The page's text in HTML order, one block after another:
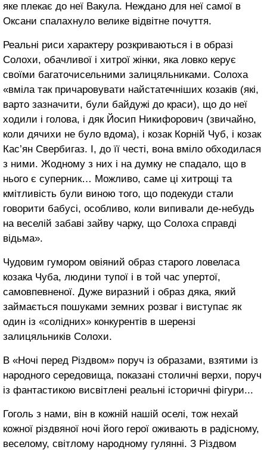
яке плекає до неї Вакула. Неждано для неї самої в
Оксани спалахнуло велике відвітне почуття.
Реальні риси характеру розкриваються і в образі
Солохи, обачливої і хитрої жінки, яка ловко керує
своїми багаточисельними залицяльниками. Солоха
«вміла так причаровувати найстатечніших козаків (які,
варто зазначити, були байдужі до краси), що до неї
ходили і голова, і дяк Йосип Никифорович (звичайно,
коли дячихи не було вдома), і козак Корній Чуб, і козак
Кас’ян Свербигаз. І, до її честі, вона вміло обходилася
з ними. Жодному з них і на думку не спадало, що в
нього є суперник… Можливо, саме ці хитрощі та
кмітливість були виною того, що подекуди стали
говорити бабусі, особливо, коли випивали де-небудь
на веселій забаві зайву чарку, що Солоха справді
відьма».
Чудовим гумором овіяний образ старого ловеласа
козака Чуба, людини тупої і в той час упертої,
самовпевненої. Дуже виразний і образ дяка, який
займається пошуками земних розваг і виступає як
один із «солідних» конкурентів в шерензі
залицяльників Солохи.
В «Ночі перед Різдвом» поруч із образами, взятими із
народного середовища, показані столичні верхи, поруч
із фантастикою висвітлені реальні історичні фігури...
Гоголь з нами, він в кожній нашій оселі, тож нехай
кожної різдвяної ночі його герої оживають в радісному,
веселому, світлому народному гулянні. З Різдвом